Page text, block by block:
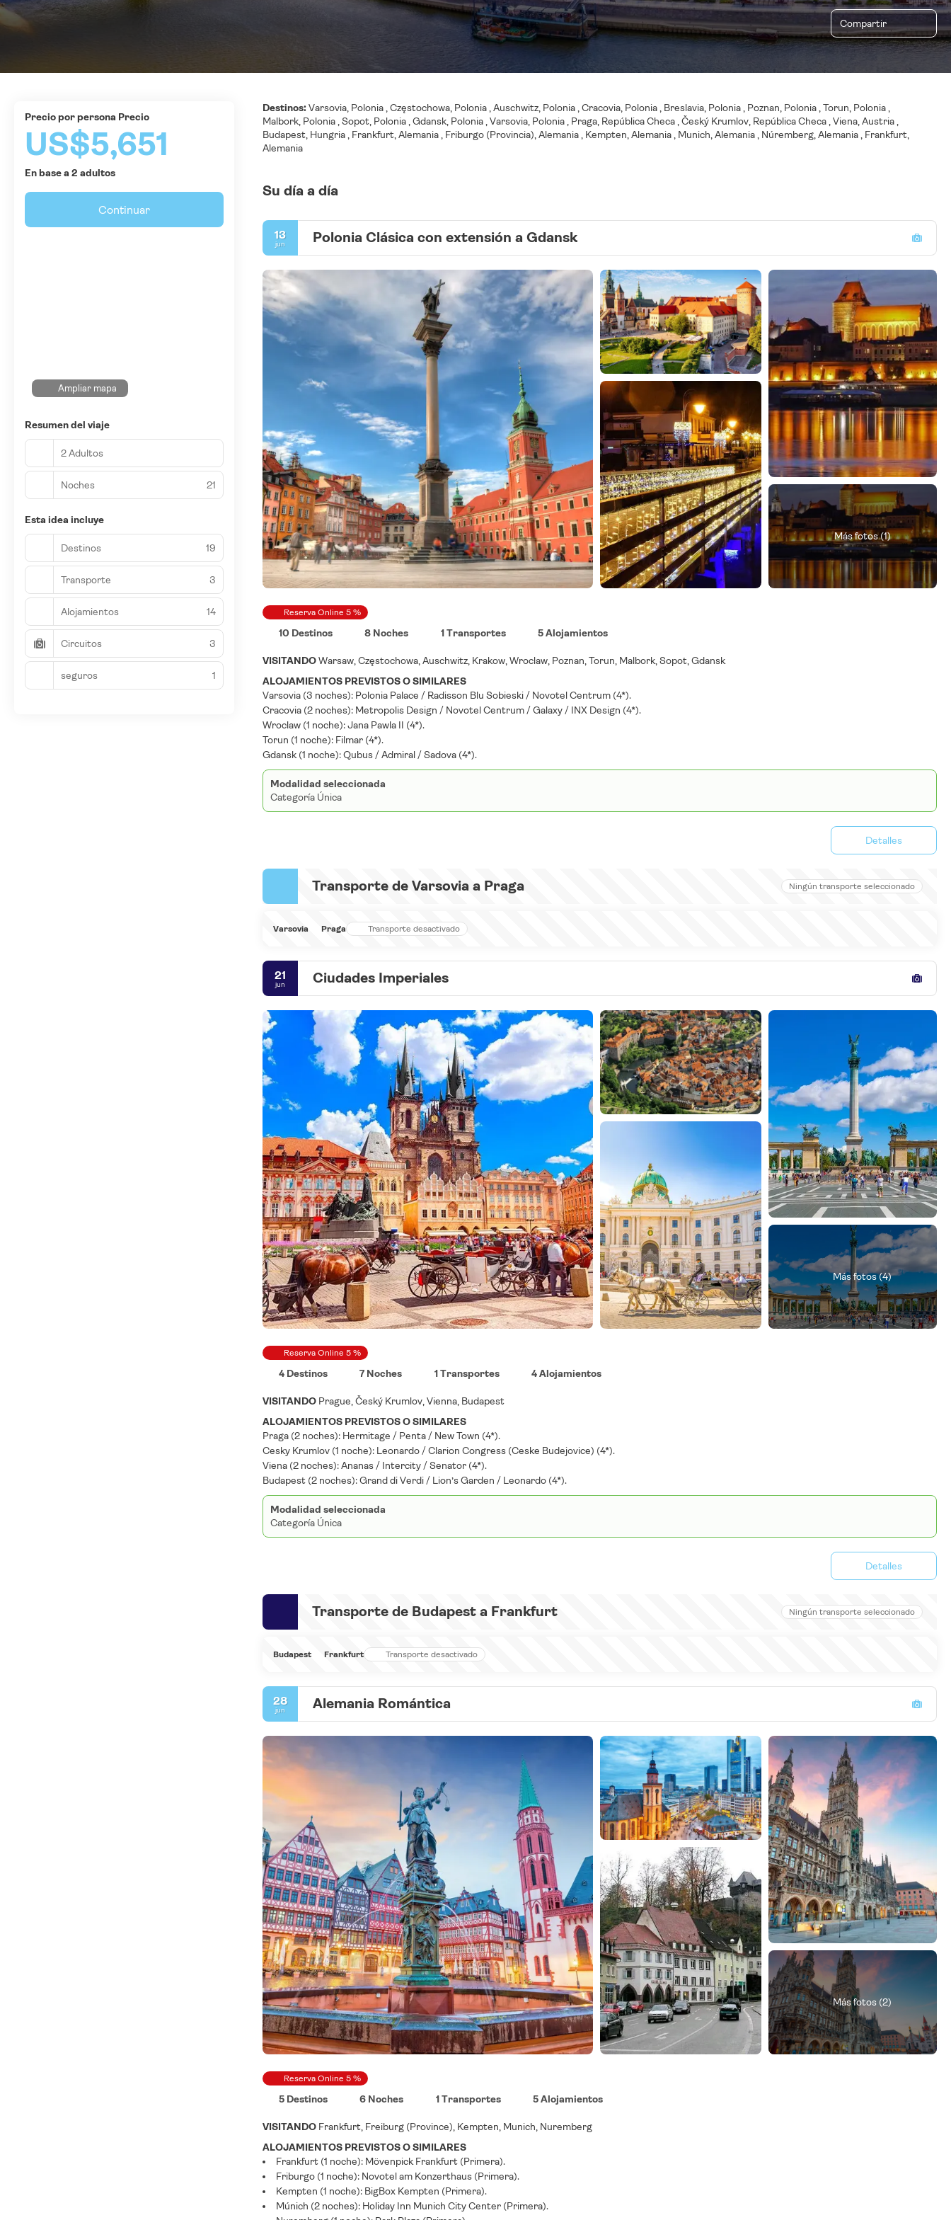
Compartir
Destinos:Varsovia, Polonia , Częstochowa, Polonia , Auschwitz, Polonia , Cracovia, Polonia , Breslavia, Polonia , Poznan, Polonia , Torun, Polonia ,
Malbork, Polonia , Sopot, Polonia , Gdansk, Polonia , Varsovia, Polonia , Praga, República Checa , Český Krumlov, República Checa , Viena, Austria ,
Budapest, Hungria , Frankfurt, Alemania , Friburgo (Provincia), Alemania , Kempten, Alemania , Munich, Alemania , Núremberg, Alemania , Frankfurt,
Alemania
Su día a día
13
jun Polonia Clásica con extensión a Gdansk
Más fotos (1)
Reserva Online 5 %
10 Destinos 8 Noches 1 Transportes 5 Alojamientos
VISITANDOWarsaw, Częstochowa, Auschwitz, Krakow, Wroclaw, Poznan, Torun, Malbork, Sopot, Gdansk
ALOJAMIENTOS PREVISTOS O SIMILARES
Varsovia (3 noches): Polonia Palace / Radisson Blu Sobieski / Novotel Centrum (4*).
Cracovia (2 noches): Metropolis Design / Novotel Centrum / Galaxy / INX Design (4*).
Wroclaw (1 noche): Jana Pawla II (4*).
Torun (1 noche): Filmar (4*).
Gdansk (1 noche): Qubus / Admiral / Sadova (4*).
Modalidad seleccionada
Categoría Única
Detalles
Transporte de Varsovia a Praga Ningún transporte seleccionado
Varsovia Praga Transporte desactivado
21
jun Ciudades Imperiales
Más fotos (4)
Reserva Online 5 %
4 Destinos 7 Noches 1 Transportes 4 Alojamientos
VISITANDO Prague, Český Krumlov, Vienna, Budapest
ALOJAMIENTOS PREVISTOS O SIMILARES
Praga (2 noches): Hermitage / Penta / New Town (4*).
Cesky Krumlov (1 noche): Leonardo / Clarion Congress (Ceske Budejovice) (4*).
Viena (2 noches): Ananas / Intercity / Senator (4*).
Budapest (2 noches): Grand di Verdi / Lion’s Garden / Leonardo (4*).
Modalidad seleccionada
Categoría Única
Detalles
Transporte de Budapest a Frankfurt Ningún transporte seleccionado
Budapest Frankfurt Transporte desactivado
28
jun Alemania Romántica
Más fotos (2)
Reserva Online 5 %
5 Destinos 6 Noches 1 Transportes 5 Alojamientos
VISITANDO Frankfurt, Freiburg (Province), Kempten, Munich, Nuremberg
ALOJAMIENTOS PREVISTOS O SIMILARES
Frankfurt (1 noche): Mövenpick Frankfurt (Primera).
Friburgo (1 noche): Novotel am Konzerthaus (Primera).
Kempten (1 noche): BigBox Kempten (Primera).
Múnich (2 noches): Holiday Inn Munich City Center (Primera).
precio por persona Precio
US$5,651
En base a 2 adultos
Continuar
Ampliar mapa
Resumen del viaje
2 Adultos
Noches 21
Esta idea incluye
Destinos 19
Transporte 3
Alojamientos 14
Circuitos 3
seguros 1